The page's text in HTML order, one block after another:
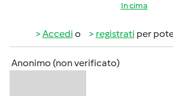
In cima
Accedi o registrati per
Anonimo (non verificato)